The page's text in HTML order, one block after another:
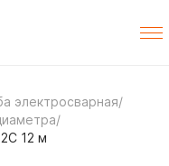
электросварная/
/
12 м